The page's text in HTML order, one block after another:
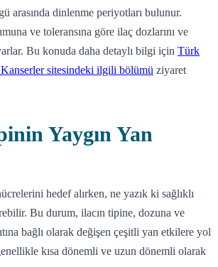
arasında dinlenme periyotları bulunur.
ve toleransına göre ilaç dozlarını ve
Bu konuda daha detaylı bilgi için Türk
sitesindeki ilgili bölümü ziyaret
Yaygın Yan
hedef alırken, ne yazık ki sağlıklı
Bu durum, ilacın tipine, dozuna ve
bağlı olarak değişen çeşitli yan etkilere yol
kısa dönemli ve uzun dönemli olarak